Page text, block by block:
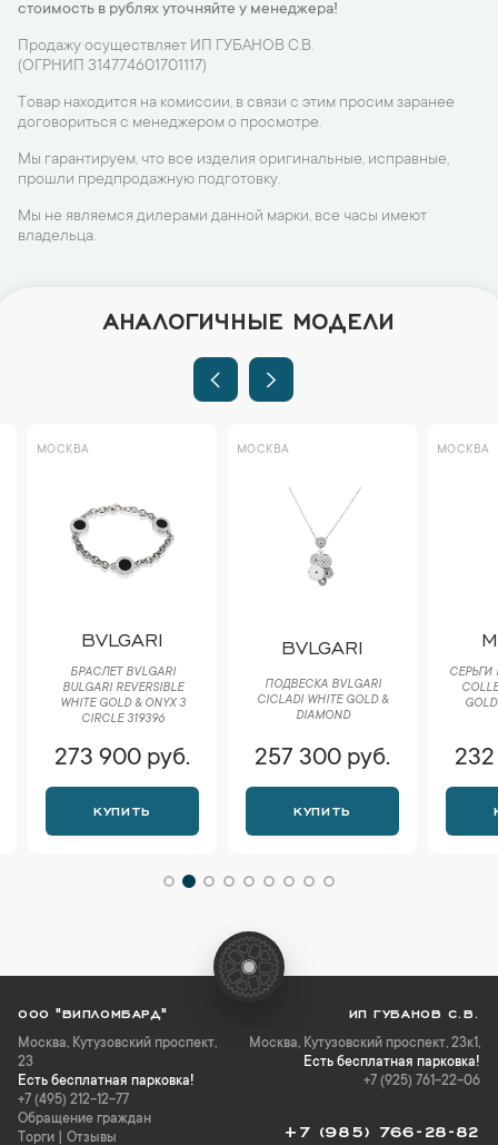
стоимость в рублях уточняйте у менеджера!
Продажу осуществляет ИП ГУБАНОВ С.В.
(ОГРНИП 314774601701117)
Товар находится на комиссии, в связи с этим просим заранее
договориться с менеджером о просмотре.
Мы гарантируем, что все изделия оригинальные, исправные,
прошли предпродажную подготовку.
Мы не являемся дилерами данной марки, все часы имеют
владельца.
АНАЛОГИЧНЫЕ МОДЕЛИ
МОСКВА
BVLGARI
БРАСЛЕТ BVLGARI
BULGARI REVERSIBLE
WHITE GOLD & ONYX 3
CIRCLE 319396
273 900 руб.
КУПИТЬ
МОСКВА
BVLGARI
ПОДВЕСКА BVLGARI
CICLADI WHITE GOLD &
DIAMOND
257 300 руб.
КУПИТЬ
МОСКВА
СЕРЬГИ
GOLD
232
ООО "ВИПЛОМБАРД"
Москва, Кутузовский проспект,
23
Есть бесплатная парковка!
+7 (495) 212-12-77
Обращение граждан
Торги
Отзывы
ИП ГУБАНОВ С.В.
Москва, Кутузовский проспект, 23к1,
Есть бесплатная парковка!
+7 (925) 761-22-06
+7 (985) 766-28-82